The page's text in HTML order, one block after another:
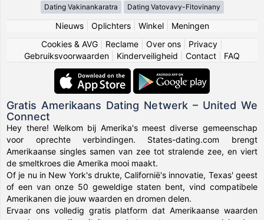
Dating Vakinankaratra Dating Vatovavy-Fitovinany
Nieuws| Oplichters| Winkel| Meningen
Cookies & AVG
Reclame Over ons Privacy
Gebruiksvoorwaarden
Kinderveiligheid Contact FAQ
Gratis Amerikaans Dating Netwerk – United We
Connect
Hey there! Welkom bij Amerika's meest diverse gemeenschap
voor oprechte verbindingen. States-dating.com brengt
Amerikaanse singles samen van zee tot stralende zee, en viert
de smeltkroes die Amerika mooi maakt.
Of je nu in New York's drukte, Californië's innovatie, Texas' geest
of een van onze 50 geweldige staten bent, vind compatibele
Amerikanen die jouw waarden en dromen delen.
Ervaar ons volledig gratis platform dat Amerikaanse waarden